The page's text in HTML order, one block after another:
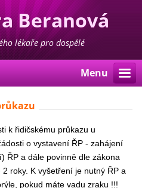
Beranová
lékaře pro dospělé
Menu
k řidičskému průkazu u
o vystavení ŘP - zahájení
ŘP a dále povinně dle zákona
roky. K vyšetření je nutný ŘP a
pokud máte vadu zraku !!!